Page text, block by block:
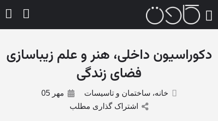
دکوراسیون داخلی، هنر و علم زیباسازی
فضای زندگی
خانه، ساختمان و تاسیسات
مهر 05
اشتراک گذاری مطلب